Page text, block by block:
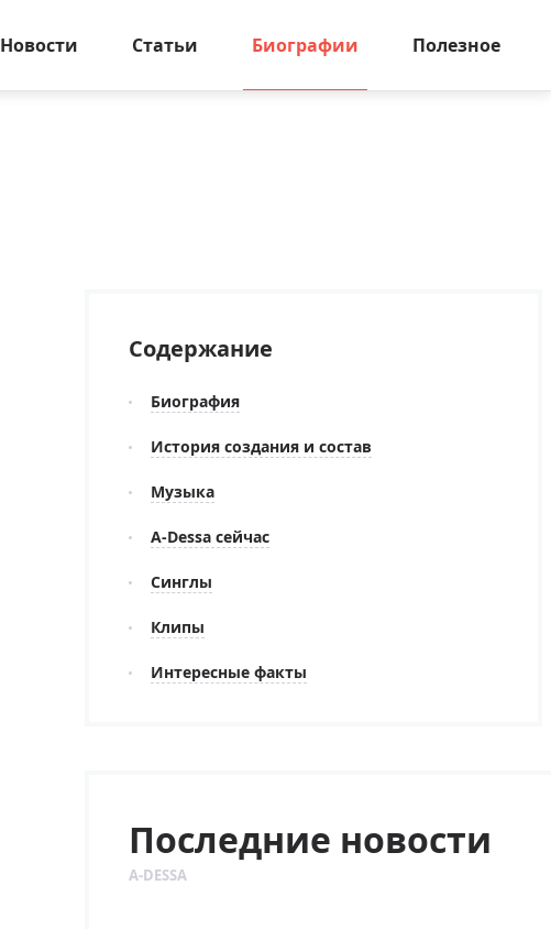
Новости Статьи Биографии Полезное
Содержание
Биография
История создания и состав
Музыка
A-Dessa сейчас
Синглы
Клипы
Интересные факты
Последние новости
A-DESSA